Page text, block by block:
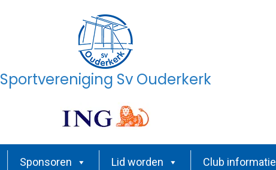
Sportvereniging Sv Ouderkerk
Sponsoren Lid worden Club informatie